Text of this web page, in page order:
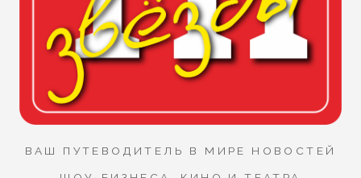
ВАШ ПУТЕВОДИТЕЛЬ В МИРЕ НОВОСТЕЙ